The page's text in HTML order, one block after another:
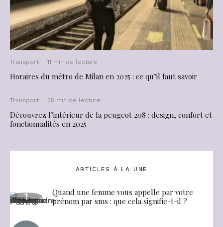
Transport · 11 min de lecture
Horaires du métro de Milan en 2025 : ce qu’il faut savoir
Transport · 25 min de lecture
Découvrez l’intérieur de la peugeot 208 : design, confort et
fonctionnalités en 2025
ARTICLES À LA UNE
Quand une femme vous appelle par votre
prénom par sms : que cela signifie-t-il ?